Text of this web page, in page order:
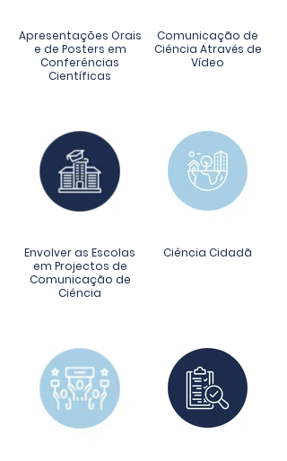
Apresentações Orais
e de Posters em
Conferências
Científicas
Comunicação de
Ciência Através de
Vídeo
Envolver as Escolas
em Projectos de
Comunicação de
Ciência
Ciência Cidadã